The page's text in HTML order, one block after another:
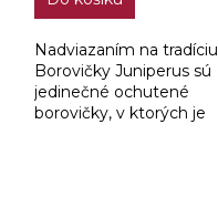
Nadviazaním na tradíciu
Borovičky Juniperus sú
jedinečné ochutené
borovičky, v ktorých je